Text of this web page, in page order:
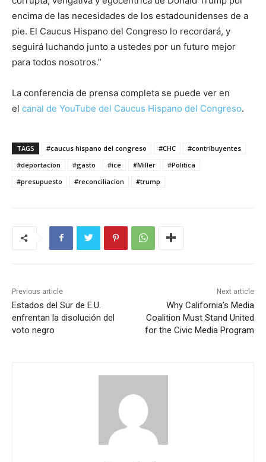
encima de las necesidades de los estadounidenses de a
pie. El Caucus Hispano del Congreso lo recordará, y
seguirá luchando junto a ustedes por un futuro mejor
para todos nosotros.”
La conferencia de prensa completa se puede ver en
el canal de YouTube del Caucus Hispano del Congreso.
TAGS #caucus hispano del congreso #CHC
#contribuyentes
#deportacion
#gasto #ice #Miller
#Politica
#presupuesto
#reconciliacion #trump
Previous article
Estados del Sur de E.U.
enfrentan la disolución del
voto negro
Next article
Why California’s Media
Coalition Must Stand United
for the Civic Media Program